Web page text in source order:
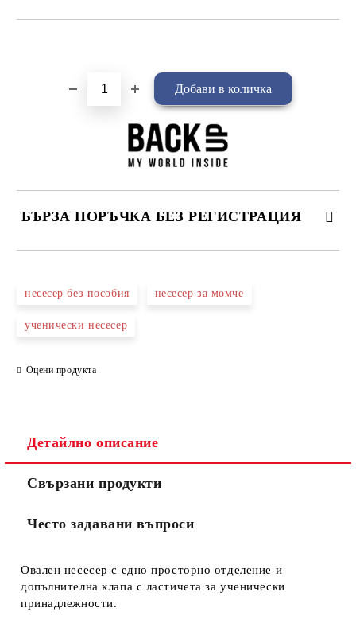
БЪРЗА ПОРЪЧКА БЕЗ РЕГИСТРАЦИЯ
несесер без пособия несесер за момче
ученически несесер
Оцени продукта
Детайлно описание
Свързани продукти
Често задавани въпроси
Овален несесер с едно просторно отделение и
допълнителна клапа с ластичета за ученически
принадлежности.